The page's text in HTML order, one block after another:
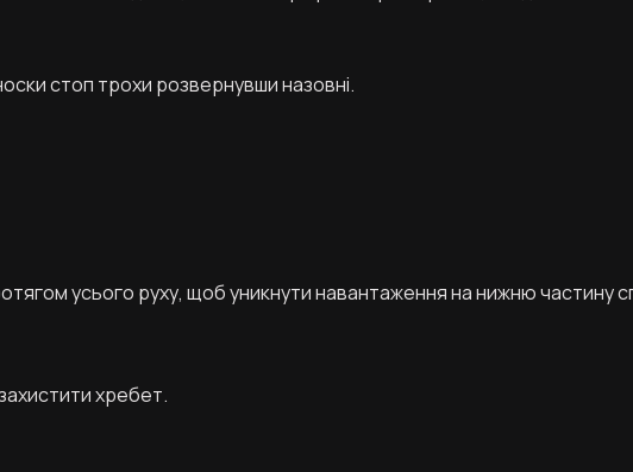
стоп трохи розвернувши назовні.
усього руху, щоб уникнути навантаження на нижню частину
хребет.